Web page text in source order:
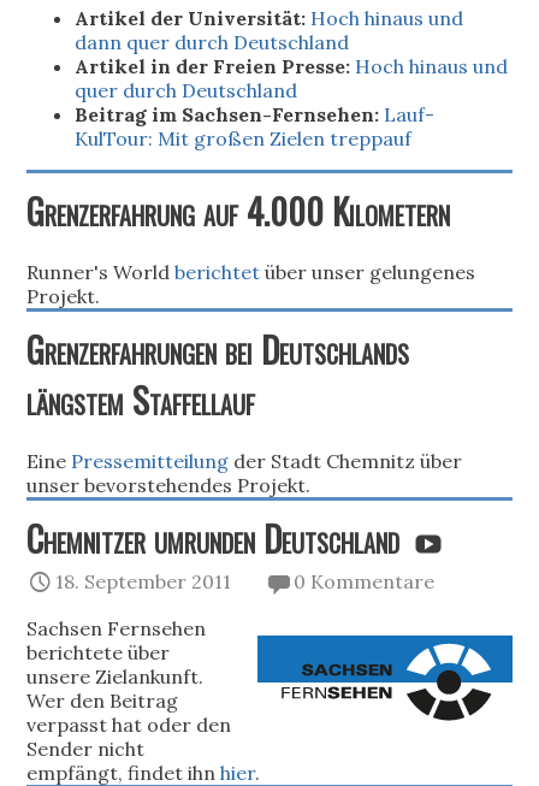
Artikel der Universität: Hoch hinaus und
dann quer durch Deutschland
Artikel in der Freien Presse: Hoch hinaus und
quer durch Deutschland
Beitrag im Sachsen-Fernsehen: Lauf-
KulTour: Mit großen Zielen treppauf
Grenzerfahrung auf 4.000 Kilometern
Runner's Worldberichtet über unser gelungenes
Projekt.
Grenzerfahrungen bei Deutschlands
längstem Staffellauf
Eine Pressemitteilung der Stadt Chemnitz über
unser bevorstehendes Projekt.
Chemnitzer umrunden Deutschland
18. September 2011
0 Kommentare
Sachsen Fernsehen
berichtete über
unsere Zielankunft.
Wer den Beitrag
verpasst hat oder den
Sender nicht
empfängt, findet ihnhier.